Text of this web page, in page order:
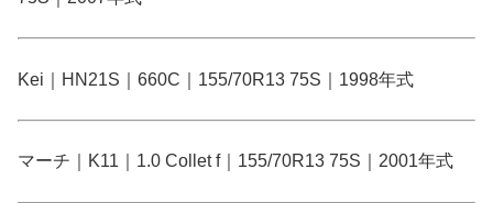
Kei｜HN21S｜660C｜155/70R13 75S｜1998年式
マーチ｜K11｜1.0 Collet f｜155/70R13 75S｜2001年式